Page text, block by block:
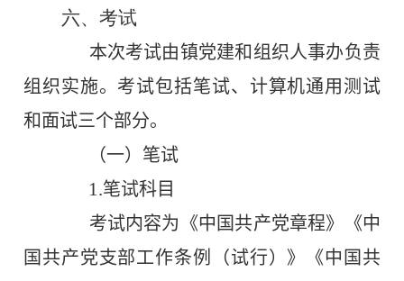
六、考试
本次考试由镇党建和 组织人事办负责
组织实施。考试包括笔试、计算机通用测试
和 面试三个部分。
（一）笔试
1.笔试科目
考试内容为《中国共产党章程》《中
国共产党支部工作条例（试行）》《中国共